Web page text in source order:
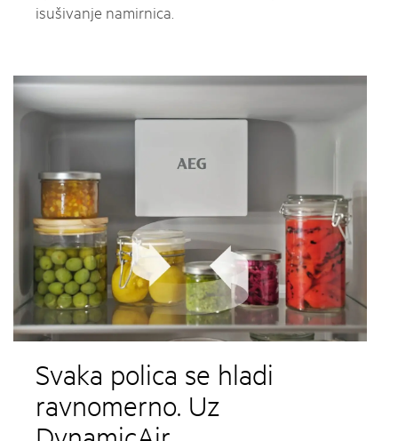
isušivanje namirnica.
Svaka polica se hladi
ravnomerno. Uz